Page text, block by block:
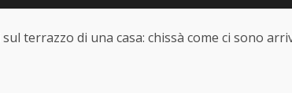
terrazzo di una casa: chissà come ci sono